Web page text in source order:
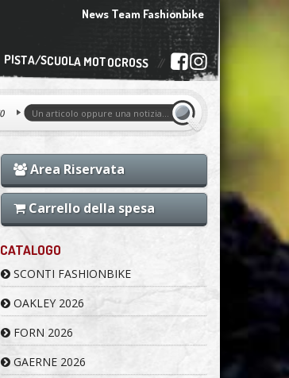
News Team Fashionbike
PISTA/SCUOLA MOTOCROSS
Area Riservata
Carrello della spesa
CATALOGO
SCONTI FASHIONBIKE
OAKLEY 2026
FORN 2026
GAERNE 2026